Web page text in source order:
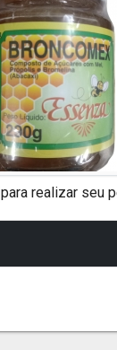
para realizar seu